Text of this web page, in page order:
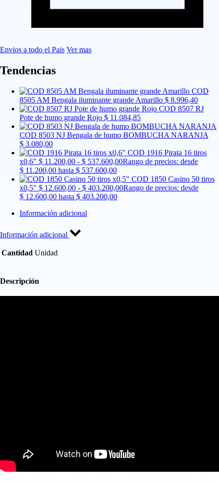
Envios a todo el Pais Ver mas
Tendencias
COD
8505 AM Bengala iluminante grande Amarillo $ 8.996,40
COD 8507 RJ
Pote de humo grande Rojo $ 11.084,85
COD 8503 NJ Bengala de humo BOMBUCHA NARANJA
$ 3.080,00
COD 1916 Pirata 16 tiros
x0,6" $ 11.200,00 - $ 537.600,00Rango de precios: desde
$ 11.200,00 hasta $ 537.600,00
COD 1850 Casino 50 tiros
x0,5" $ 12.600,00 - $ 403.200,00Rango de precios: desde
$ 12.600,00 hasta $ 403.200,00
Información adicional
Información adicional
Cantidad Unidad
Descripción